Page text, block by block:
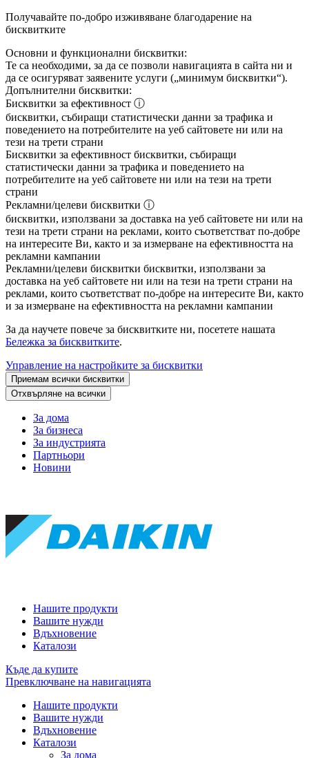
Получавайте по-добро изживяване благодарение на
бисквитките
Основни и функционални бисквитки:
Те са необходими, за да се позволи навигацията в сайта ни и
да се осигуряват заявените услуги („минимум бисквитки“).
Допълнителни бисквитки:
Бисквитки за ефективност ⓘ
бисквитки, събиращи статистически данни за трафика и
поведението на потребителите на уеб сайтовете ни или на
тези на трети страни
Бисквитки за ефективност бисквитки, събиращи
статистически данни за трафика и поведението на
потребителите на уеб сайтовете ни или на тези на трети
страни
Рекламни/целеви бисквитки ⓘ
бисквитки, използвани за доставка на уеб сайтовете ни или на
тези на трети страни на реклами, които съответстват по-добре
на интересите Ви, както и за измерване на ефективността на
рекламни кампании
Рекламни/целеви бисквитки бисквитки, използвани за
доставка на уеб сайтовете ни или на тези на трети страни на
реклами, които съответстват по-добре на интересите Ви, както
и за измерване на ефективността на рекламни кампании
За да научете повече за бисквитките ни, посетете нашата
Бележка за бисквитките.
Управление на настройките за бисквитки
Приемам всички бисквитки
Отхвърляне на всички
За дома
За бизнеса
За индустрията
Партньори
Новини
Нашите продукти
Вашите нужди
Вдъхновение
Каталози
Къде да купите
Превключване на навигацията
Нашите продукти
Вашите нужди
Вдъхновение
Каталози
За дома